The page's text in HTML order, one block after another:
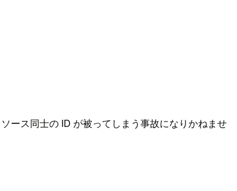
ース同士の ID が被ってしまう事故になりかねませ